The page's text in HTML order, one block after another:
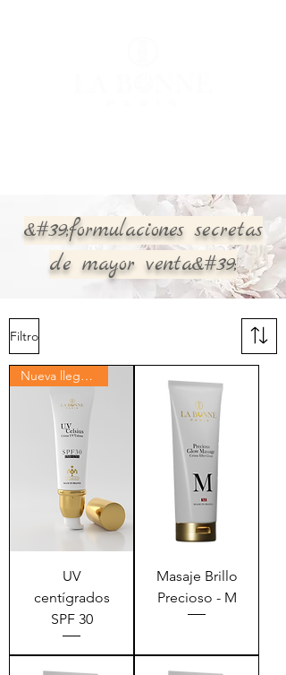
&#39;formulaciones secretas
de mayor venta&#39;
Filtro
Nueva llegada
UV
centígrados
SPF 30
Masaje Brillo
Precioso - M